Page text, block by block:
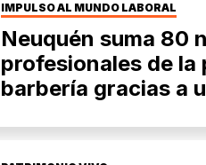
IMPULSO AL MUNDO LABORAL
Neuquén suma 80
profesionales de la
barbería gracias a